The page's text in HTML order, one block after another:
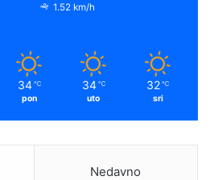
1.52 km/h
34 ℃
pon
34 ℃
uto
32 ℃
sri
Nedavno